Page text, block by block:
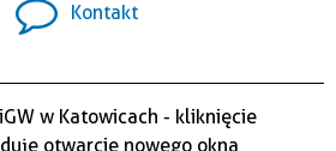
Kontakt